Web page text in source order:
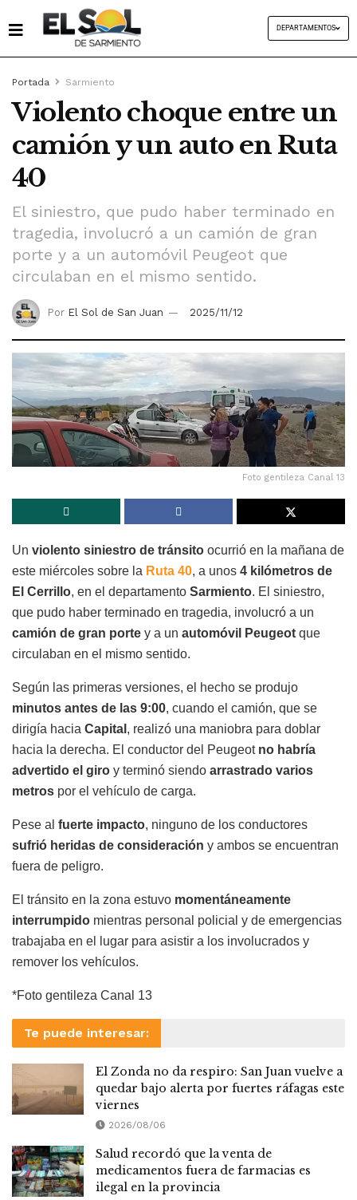
DEPARTAMENTOS
Portada Sarmiento
Violento choque entre un
camión y un auto en Ruta
40
El siniestro, que pudo haber terminado en
tragedia, involucró a un camión de gran
porte y a un automóvil Peugeot que
circulaban en el mismo sentido.
Por El Sol de San Juan 2025/11/12
Foto gentileza Canal 13
Un violento siniestro de tránsito ocurrió en la mañana de
este miércoles sobre la Ruta 40, a unos 4 kilómetros de
El Cerrillo, en el departamento Sarmiento. El siniestro,
que pudo haber terminado en tragedia, involucró a un
camión de gran porte y a un automóvil Peugeot que
circulaban en el mismo sentido.
Según las primeras versiones, el hecho se produjo
minutos antes de las 9:00, cuando el camión, que se
dirigía hacia Capital , realizó una maniobra para doblar
hacia la derecha. El conductor del Peugeot no habría
advertido el giro y terminó siendo arrastrado varios
metros por el vehículo de carga.
Pese al fuerte impacto, ninguno de los conductores
sufrió heridas de consideración y ambos se encuentran
fuera de peligro.
El tránsito en la zona estuvo momentáneamente
interrumpido mientras personal policial y de emergencias
trabajaba en el lugar para asistir a los involucrados y
remover los vehículos.
*Foto gentileza Canal 13
Te puede interesar:
El Zonda no da respiro: San Juan vuelve a
quedar bajo alerta por fuertes ráfagas este
viernes
2026/08/06
Salud recordó que la venta de
medicamentos fuera de farmacias es
ilegal en la provincia